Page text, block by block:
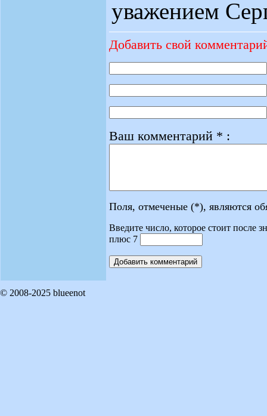
уважением
Добавить свой
Ваш комментарий * :
Поля, отмеченые (*), являются
Введите число, которое стоит после
плюс 7
© 2008-2025 blueenot